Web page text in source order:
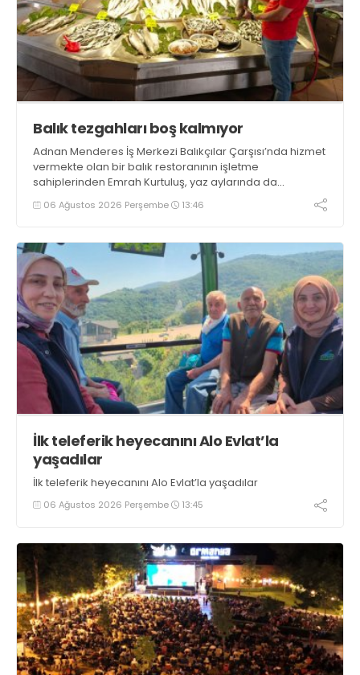
Balık tezgahları boş kalmıyor
Adnan Menderes İş Merkezi Balıkçılar Çarşısı’nda hizmet
vermekte olan bir balık restoranının işletme
sahiplerinden Emrah Kurtuluş, yaz aylarında da
tezgahlarda taze balık bulunduğunu ifade ederek “Yıl
boyunca tezgahlarda taze balık bulmak mümkün
06 Ağustos 2026 Perşembe 13:46
İlk teleferik heyecanını Alo Evlat’la
yaşadılar
İlk teleferik heyecanını Alo Evlat’la yaşadılar
06 Ağustos 2026 Perşembe 13:45